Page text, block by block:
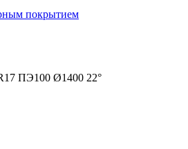
покрытием
ПЭ100 Ø1400 22°